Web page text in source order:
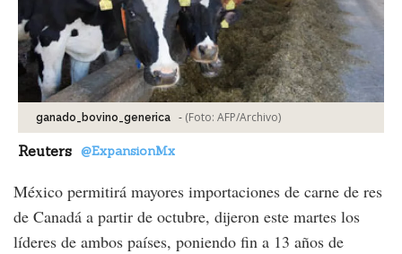
ganado_bovino_generica - (Foto: AFP/Archivo)
Reuters @ExpansionMx
México permitirá mayores importaciones de carne de res
de Canadá a partir de octubre, dijeron este martes los
líderes de ambos países, poniendo fin a 13 años de